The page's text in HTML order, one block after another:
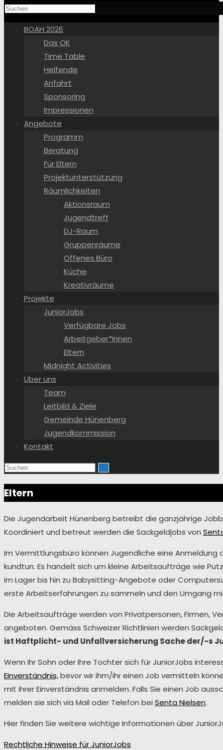
BOAH 2026
Das OK
Time Table
Helfende
Anfahrt
Sponsoring
Impressionen
Angebote
Programm
Beratung
Für Eltern
Projektunterstützung
Räumlichkeiten
Aktionsraum
Jugendtreff
DJ-Raum
Gruppenräume
Offenes Büro
Küche
Kreativräume
Projekte
JuniorJobs
Verfügbare Jobs
Arbeitgeber*innen
Eltern
Midnight Activities
Über uns
Team
Leitbild & Ziele
Gemeinde Hünenberg
Jugendkommission
Kontakt
Eltern
Die Jugendarbeit Hünenberg betreibt die ganzjährige
Koordiniert und betreut werden die Sackgeldjobs von
Im Vermittlungsbüro können Jugendliche eine
kundtun. Es handelt sich um kleine Arbeitsaufträge wie
im Lager bis hin zu Babysitting-Angebote oder
erste Arbeitserfahrungen zu sammeln und den Umgang
Die Arbeitsaufträge werden von Privatpersonen, Firmen,
angeboten. Gemäss Schweizer Richtlinien werden
ist Haftplicht- und Unfallversicherung Sache der/-s
Wenn Ihr Sohn oder Ihre Tochter sich für JuniorJobs
Einverständnis,bevor wir ihm/ihr einen Job vermitteln
mit ihrer Einverständnis anmelden. Falls Sie einen Job
melden sie sich via Mail oder Telefon bei Senta Nielsen.
Hier finden Sie weitere wichtige Informationen über
Rechtliche Hinweise für JuniorJobs